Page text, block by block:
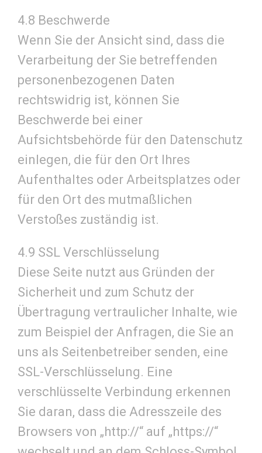
4.8 Beschwerde
Wenn Sie der Ansicht sind, dass die
Verarbeitung der Sie betreffenden
personenbezogenen Daten
rechtswidrig ist, können Sie
Beschwerde bei einer
Aufsichtsbehörde für den Datenschutz
einlegen, die für den Ort Ihres
Aufenthaltes oder Arbeitsplatzes oder
für den Ort des mutmaßlichen
Verstoßes zuständig ist.
4.9 SSL Verschlüsselung
Diese Seite nutzt aus Gründen der
Sicherheit und zum Schutz der
Übertragung vertraulicher Inhalte, wie
zum Beispiel der Anfragen, die Sie an
uns als Seitenbetreiber senden, eine
SSL-Verschlüsselung. Eine
verschlüsselte Verbindung erkennen
Sie daran, dass die Adresszeile des
Browsers von „http://“ auf „https://“